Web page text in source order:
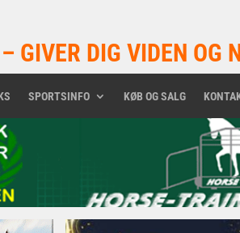
GIVER DIG VIDEN OG
SPORTSINFO KØB OG SALG